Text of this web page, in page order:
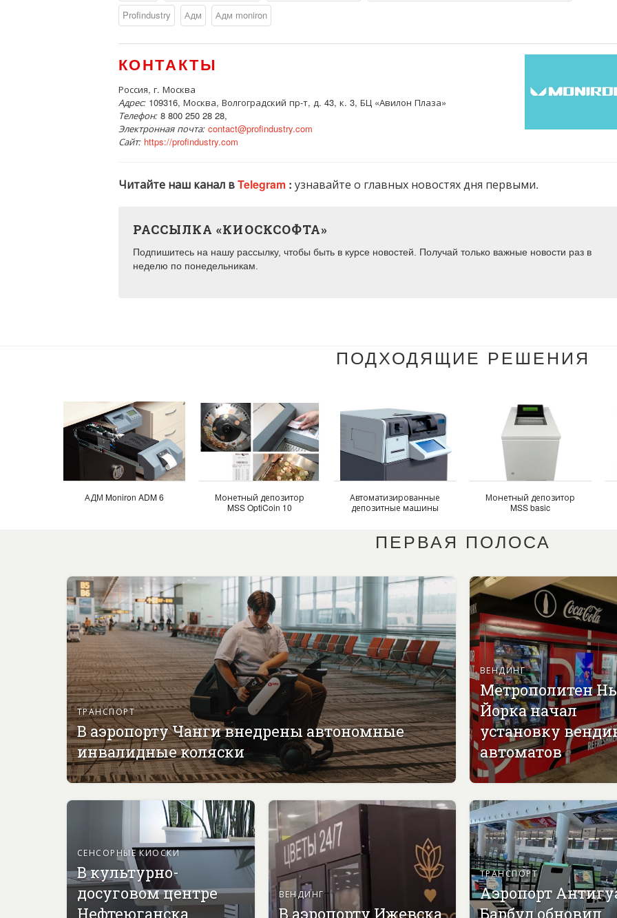
Profindustry
Адм Адм moniron
КОНТАКТЫ
Россия, г. Москва
Адрес:109316, Москва, Волгоградский пр-т, д. 43, к. 3, БЦ «Авилон Плаза»
Телефон:8 800 250 28 28,
Электронная почта: contact@profindustry.com
Сайт: https://profindustry.com
Читайте наш канал вTelegram : узнавайте о главных новостях дня первыми.
РАССЫЛКА «КИОСКСОФТА»
Подпишитесь на нашу рассылку, чтобы быть в курсе новостей. Получай только важные новости раз в
неделю по понедельникам.
ПОДХОДЯЩИЕ РЕШЕНИЯ
АДМ Moniron ADM 6
Монетный депозитор
MSS OptiCoin 10
Автоматизированные
депозитные машины
Монетный депозитор
MSS basic
ПЕРВАЯ ПОЛОСА
ТРАНСПОРТ
В аэропорту Чанги внедрены автономные
инвалидные коляски
ВЕНДИНГ
Метрополитен
Йорка начал
установку
автоматов
СЕНСОРНЫЕ КИОСКИ
В культурно-
досуговом центре
Нефтеюганска
ВЕНДИНГ
В аэропорту Ижевска
ТРАНСПОРТ
Аэропорт
Барбуд обновил